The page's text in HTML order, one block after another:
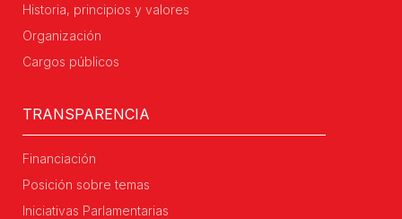
Historia, principios y valores
Organización
Cargos públicos
TRANSPARENCIA
Financiación
Posición sobre temas
Iniciativas Parlamentarias